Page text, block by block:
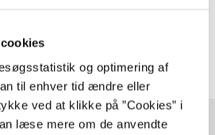
og optimering af
til enhver tid ændre eller
ved at klikke på ”Cookies” i
læse mere om de anvendte